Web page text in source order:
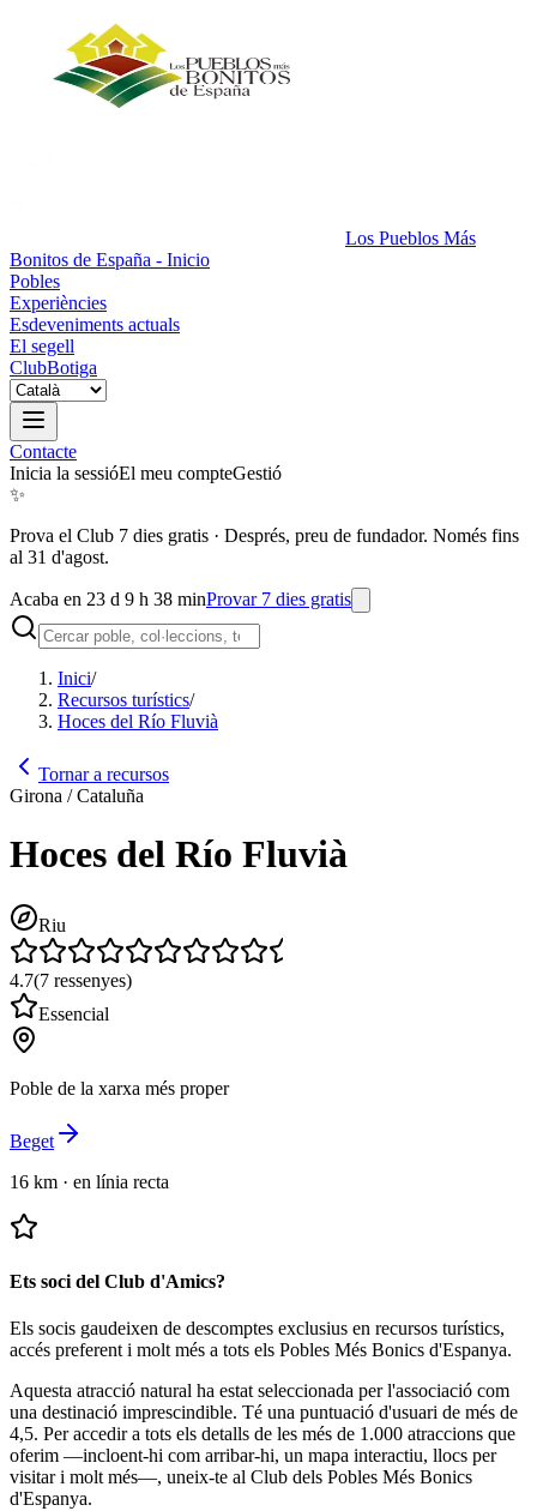
Los Pueblos Más
Bonitos de España - Inicio
Pobles
Experiències
Esdeveniments actuals
El segell
ClubBotiga
Contacte
Inicia la sessióEl meu compteGestió
✨
Prova el Club 7 dies gratis · Després, preu de fundador. Només fins
al 31 d'agost.
Acaba en 23 d 9 h 38 minProvar 7 dies gratis
Inici/
Recursos turístics/
Hoces del Río Fluvià
Tornar a recursos
Girona / Cataluña
Hoces del Río Fluvià
Riu
4.7(7 ressenyes)
Essencial
Poble de la xarxa més proper
Beget
16 km · en línia recta
Ets soci del Club d'Amics?
Els socis gaudeixen de descomptes exclusius en recursos turístics,
accés preferent i molt més a tots els Pobles Més Bonics d'Espanya.
Aquesta atracció natural ha estat seleccionada per l'associació com
una destinació imprescindible. Té una puntuació d'usuari de més de
4,5. Per accedir a tots els detalls de les més de 1.000 atraccions que
oferim —incloent-hi com arribar-hi, un mapa interactiu, llocs per
visitar i molt més—, uneix-te al Club dels Pobles Més Bonics
d'Espanya.